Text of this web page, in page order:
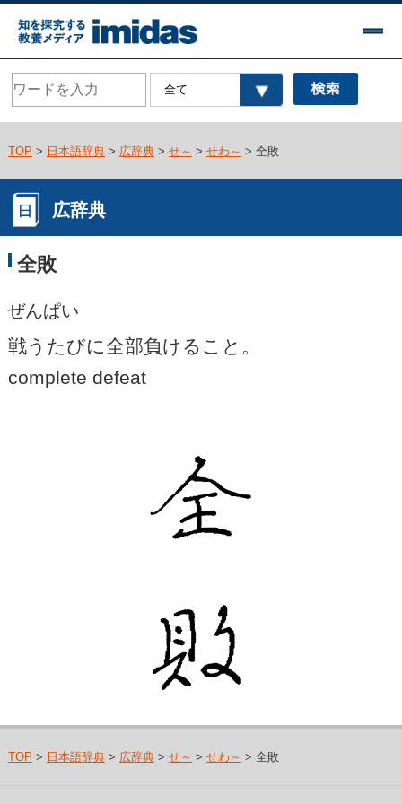
TOP > 日本語辞典> 広辞典> せ～ > せわ～ > 全敗
広辞典
全敗
ぜんぱい
戦うたびに全部負けること。
complete defeat
TOP > 日本語辞典> 広辞典> せ～ > せわ～ > 全敗